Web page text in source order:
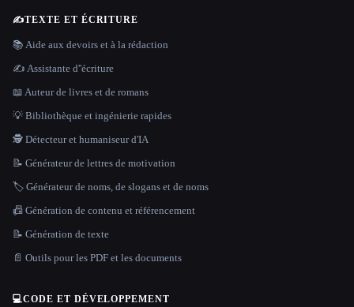
✍️TEXTE ET ÉCRITURE
📚 Aide aux devoirs et à la rédaction
✍️ Assistante d''écriture
📖 Auteur de livres et de romans
💡 Bibliothèque et ingénierie rapides
🕵️ Détecteur et humaniseur d'IA
📝 Générateur de lettres de motivation
🏷️ Générateur de noms, de slogans et de noms
📠 Génération de contenu et référencement
📝 Génération de texte
📄 Outils pour les PDF et les documents
💻CODE ET DÉVELOPPEMENT